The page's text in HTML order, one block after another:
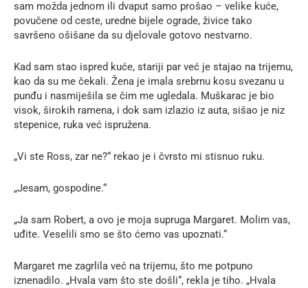
sam možda jednom ili dvaput samo prošao – velike kuće,
povučene od ceste, uredne bijele ograde, živice tako
savršeno ošišane da su djelovale gotovo nestvarno.
Kad sam stao ispred kuće, stariji par već je stajao na trijemu,
kao da su me čekali. Žena je imala srebrnu kosu svezanu u
punđu i nasmiješila se čim me ugledala. Muškarac je bio
visok, širokih ramena, i dok sam izlazio iz auta, sišao je niz
stepenice, ruka već ispružena.
„Vi ste Ross, zar ne?“ rekao je i čvrsto mi stisnuo ruku.
„Jesam, gospodine.“
„Ja sam Robert, a ovo je moja supruga Margaret. Molim vas,
uđite. Veselili smo se što ćemo vas upoznati.“
Margaret me zagrlila već na trijemu, što me potpuno
iznenadilo. „Hvala vam što ste došli“, rekla je tiho. „Hvala